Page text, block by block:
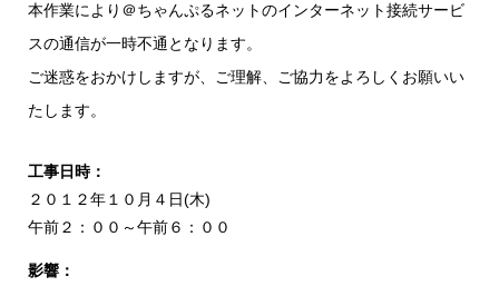
本作業により＠ちゃんぷるネットのインターネット接続サービ
スの通信が一時不通となります。
ご迷惑をおかけしますが、ご理解、ご協力をよろしくお願いい
たします。
工事日時：
２０１２年１０月４日(木)
午前２：００～午前６：００
影響：